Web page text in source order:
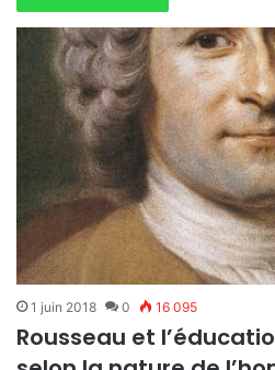
1 juin 2018 0 16 095
Rousseau et